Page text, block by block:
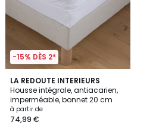
-15% DÈS 2*
LA REDOUTE INTERIEURS
Housse intégrale, antiacarien,
imperméable, bonnet 20 cm
à partir de
74,99 €
4,2
/ 5